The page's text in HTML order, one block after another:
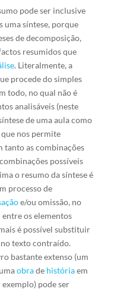
pode ser inclusive
uma síntese, porque
de decomposição,
resumidos que
. Literalmente, a
procede do simples
todo, no qual não é
analisáveis (neste
de uma aula como
que nos permite
tanto as combinações
possíveis
o resumo da síntese é
processo de
e/ou omissão, no
os elementos
é possível substituir
texto contraído.
bastante extenso (um
obrade históriaem
exemplo) pode ser